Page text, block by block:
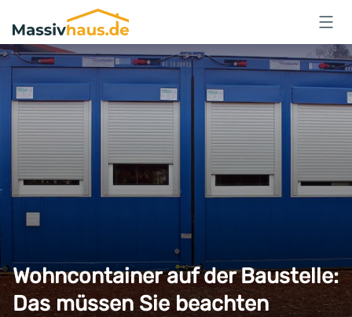
Massivhaus
Logo
Anmelden
Wohncontainer auf der Baustelle:
Das müssen Sie beachten